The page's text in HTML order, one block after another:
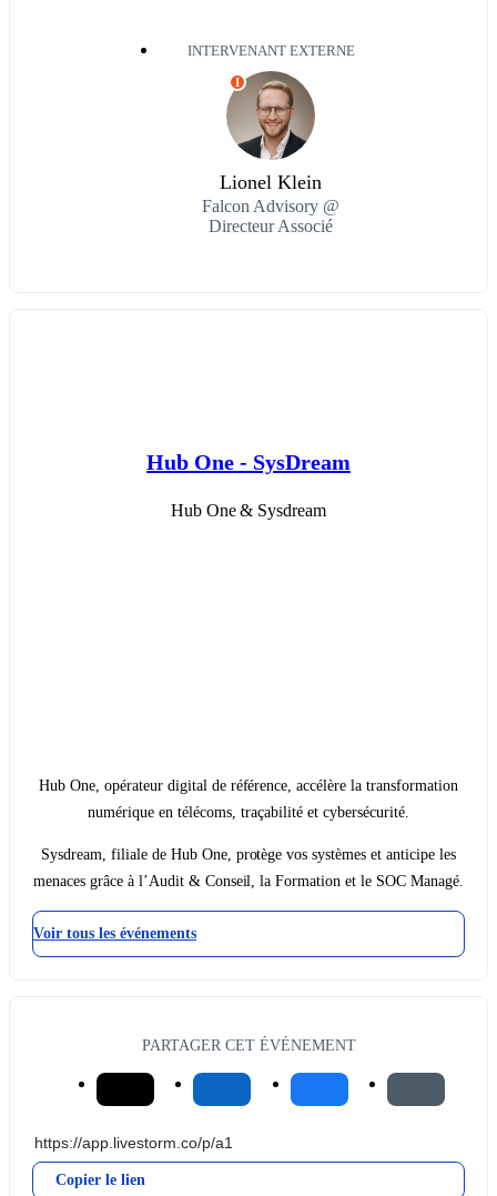
INTERVENANT EXTERNE
I
Lionel Klein
Falcon Advisory @
Directeur Associé
Hub One - SysDream
Hub One & Sysdream
Hub One, opérateur digital de référence, accélère la transformation
numérique en télécoms, traçabilité et cybersécurité.
Sysdream, filiale de Hub One, protège vos systèmes et anticipe les
menaces grâce à l’Audit & Conseil, la Formation et le SOC Managé.
Voir tous les événements
PARTAGER CET ÉVÉNEMENT
Copier le lien